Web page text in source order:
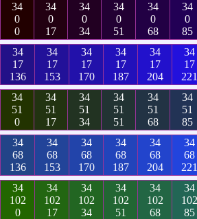
34
0
0
34
0
17
34
0
34
34
0
51
34
0
68
34
0
85
34
17
136
34
17
153
34
17
170
34
17
187
34
17
204
34
17
221
34
51
0
34
51
17
34
51
34
34
51
51
34
51
68
34
51
85
34
68
136
34
68
153
34
68
170
34
68
187
34
68
204
34
68
221
34
102
0
34
102
17
34
102
34
34
102
51
34
102
68
34
102
85